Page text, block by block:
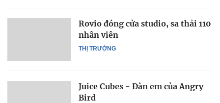
THỊ TRƯỜNG
Rovio đóng cửa studio, sa thải 110
nhân viên
Juice Cubes - Đàn em của Angry
Bird